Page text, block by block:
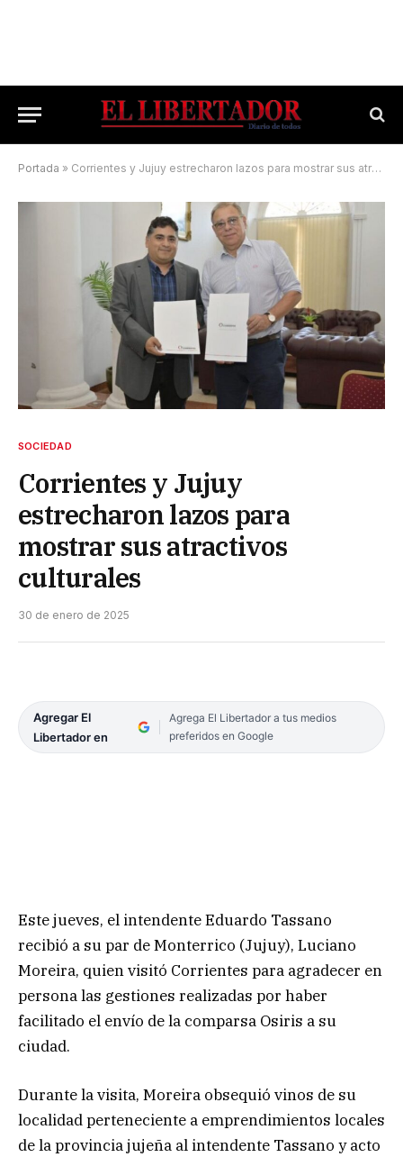
Portada » Corrientes y Jujuy estrecharon lazos para mostrar sus atractivos culturales
SOCIEDAD
Corrientes y Jujuy
estrecharon lazos para
mostrar sus atractivos
culturales
30 de enero de 2025
Agregar El
Libertador en
Agrega El Libertador a tus medios
preferidos en Google
Este jueves, el intendente Eduardo Tassano
recibió a su par de Monterrico (Jujuy), Luciano
Moreira, quien visitó Corrientes para agradecer en
persona las gestiones realizadas por haber
facilitado el envío de la comparsa Osiris a su
ciudad.
Durante la visita, Moreira obsequió vinos de su
localidad perteneciente a emprendimientos locales
de la provincia jujeña al intendente Tassano y acto